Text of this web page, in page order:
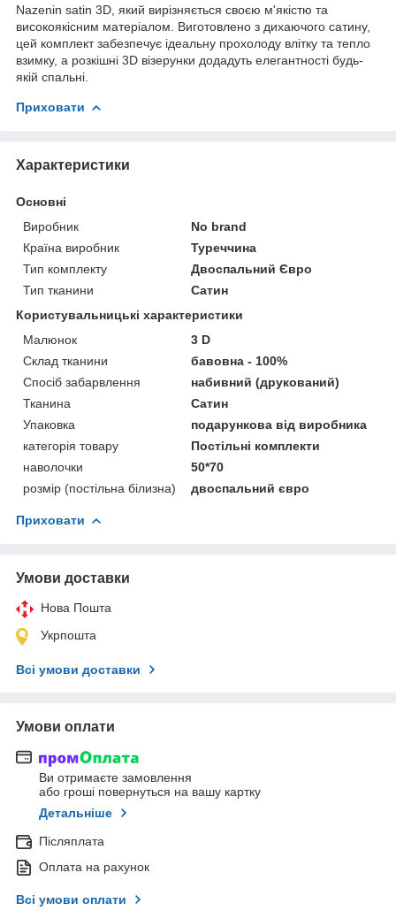
Nazenin satin 3D, який вирізняється своєю м'якістю та
високоякісним матеріалом. Виготовлено з дихаючого сатину,
цей комплект забезпечує ідеальну прохолоду влітку та тепло
взимку, а розкішні 3D візерунки додадуть елегантності будь-
якій спальні.
Приховати
Характеристики
Основні
Виробник
No brand
Країна виробник
Туреччина
Тип комплекту
Двоспальний Євро
Тип тканини
Сатин
Користувальницькі характеристики
Малюнок
3 D
Склад тканини
бавовна - 100%
Спосіб забарвлення
набивний (друкований)
Тканина
Сатин
Упаковка
подарункова від виробника
категорія товару
Постільні комплекти
наволочки
50*70
розмір (постільна білизна)
двоспальний євро
Приховати
Умови доставки
Нова Пошта
Укрпошта
Всі умови доставки
Умови оплати
Ви отримаєте замовлення
або гроші повернуться на вашу картку
Детальніше
Післяплата
Оплата на рахунок
Всі умови оплати